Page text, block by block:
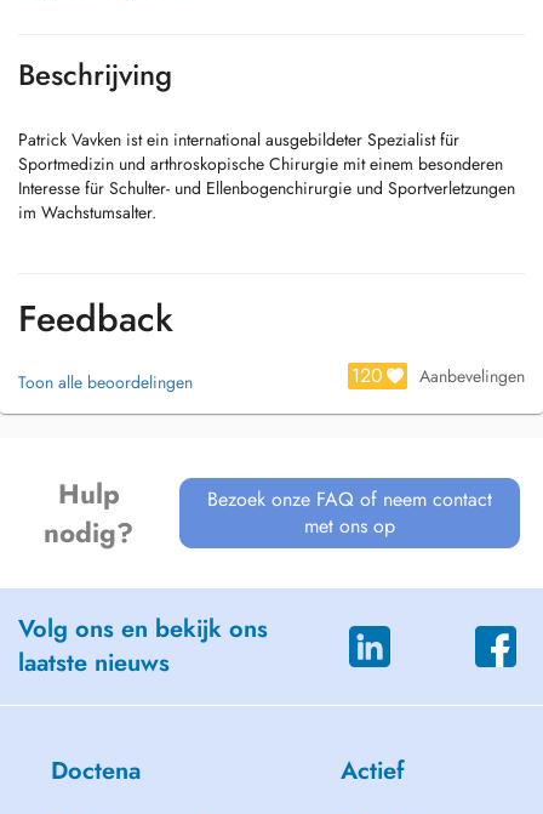
Beschrijving
Patrick Vavken ist ein international ausgebildeter Spezialist für
Sportmedizin und arthroskopische Chirurgie mit einem besonderen
Interesse für Schulter- und Ellenbogenchirurgie und Sportverletzungen
im Wachstumsalter.
Feedback
Toon alle beoordelingen 120 Aanbevelingen
Hulp
nodig?
Bezoek onze FAQ of neem contact
met ons op
Volg ons en bekijk ons
laatste nieuws
Doctena Actief